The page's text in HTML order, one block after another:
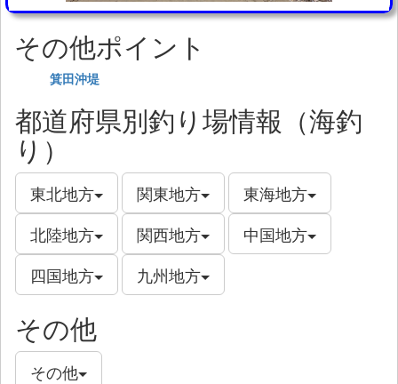
その他ポイント
箕田沖堤
都道府県別釣り場情報（海釣
り）
東北地方 関東地方
東海地方
北陸地方
関西地方
中国地方
四国地方
九州地方
その他
その他